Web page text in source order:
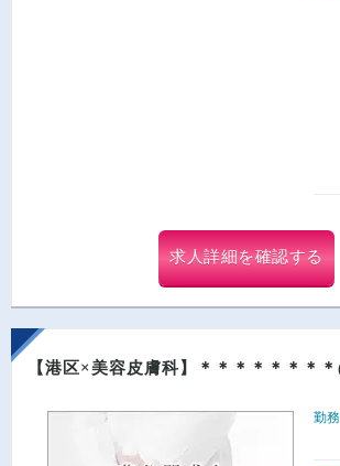
求人詳細を確認する
【港区×美容皮膚科】＊＊＊＊＊＊＊
勤